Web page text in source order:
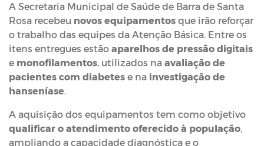
A Secretaria Municipal de Saúde de Barra de Santa
Rosa recebeu novos equipamentos que irão reforçar
o trabalho das equipes da Atenção Básica. Entre os
itens entregues estão aparelhos de pressão digitais
e monofilamentos, utilizados na avaliação de
pacientes com diabetes e na investigação de
hanseníase.
A aquisição dos equipamentos tem como objetivo
qualificar o atendimento oferecido à população,
ampliando a capacidade diagnóstica e o